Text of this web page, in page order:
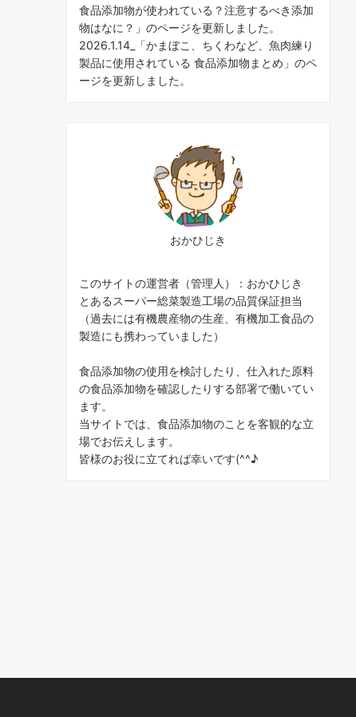
食品添加物が使われている？注意するべき添加
物はなに？ 」のページを更新しました。
2026.1.14_「かまぼこ、ちくわなど、魚肉練り
製品に使用されている 食品添加物まとめ 」のペ
ージを更新しました。
おかひじき
このサイトの運営者（管理人）：おかひじき
とあるスーパー総菜製造工場の品質保証担当
（過去には有機農産物の生産、有機加工食品の
製造にも携わっていました）
食品添加物の使用を検討したり、仕入れた原料
の食品添加物を確認したりする部署で働いてい
ます。
当サイトでは、食品添加物のことを客観的な立
場でお伝えします。
皆様のお役に立てれば幸いです(^^♪